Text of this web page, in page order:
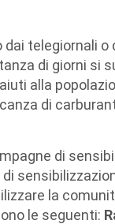
telegiornali o
di giorni si
alla
di
di
la
le seguenti: